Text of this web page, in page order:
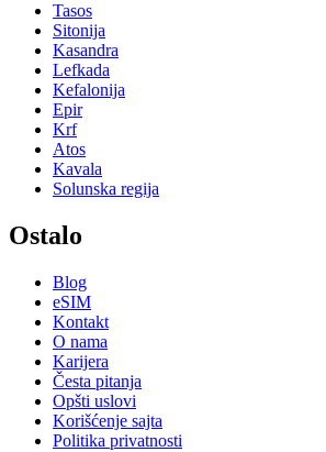
Tasos
Sitonija
Kasandra
Lefkada
Kefalonija
Epir
Krf
Atos
Kavala
Solunska regija
Ostalo
Blog
eSIM
Kontakt
O nama
Karijera
Česta pitanja
Opšti uslovi
Korišćenje sajta
Politika privatnosti